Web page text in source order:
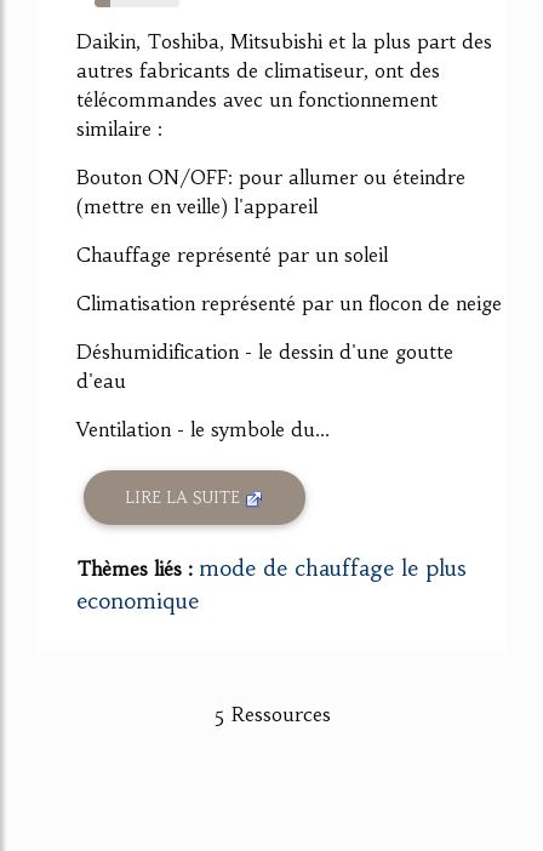
18%
Daikin, Toshiba, Mitsubishi et la plus part des
autres fabricants de climatiseur, ont des
télécommandes avec un fonctionnement
similaire :
Bouton ON/OFF: pour allumer ou éteindre
(mettre en veille) l'appareil
Chauffage représenté par un soleil
Climatisation représenté par un flocon de neige
Déshumidification - le dessin d'une goutte
d'eau
Ventilation - le symbole du...
LIRE LA SUITE
Thèmes liés : mode de chauffage le plus
economique
5 Ressources